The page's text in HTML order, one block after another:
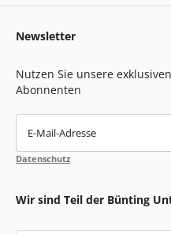
Newsletter
Nutzen Sie unsere
Abonnenten
E-Mail-Adresse
Datenschutz
Wir sind Teil der Bünting